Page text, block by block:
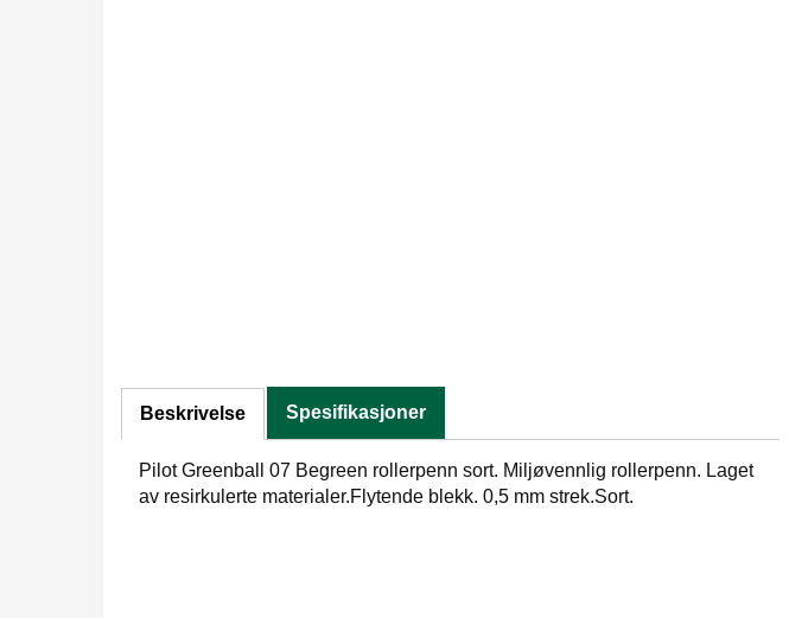
Beskrivelse Spesifikasjoner
Pilot Greenball 07 Begreen rollerpenn sort. Miljøvennlig rollerpenn. Laget
av resirkulerte materialer.Flytende blekk. 0,5 mm strek.Sort.